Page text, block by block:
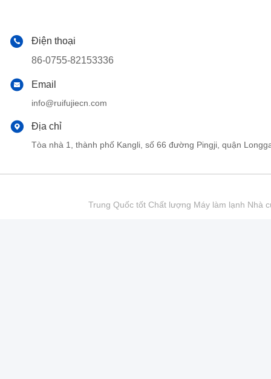
Điện thoại
86-0755-82153336
Email
info@ruifujiecn.com
Địa chỉ
Tòa nhà 1, thành phố Kangli, số 66 đường Pingji, quận
Trung Quốc tốt Chất lượng Máy làm lạnh Nhà